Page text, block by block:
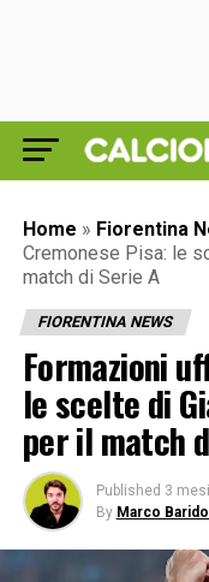
Home » Fiorentina
Cremonese Pisa: le
match di Serie A
FIORENTINA NEWS
Formazioni
le scelte di
per il match
Published 3
By Marco